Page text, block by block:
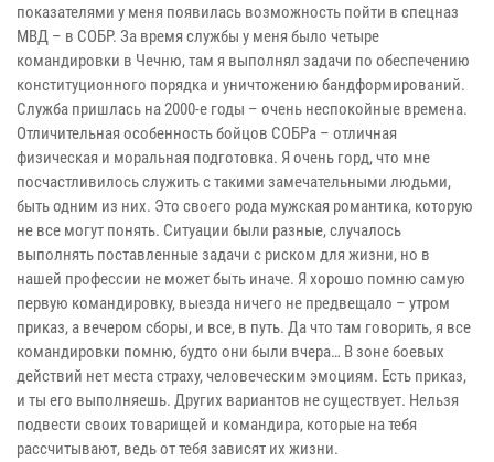
показателями у меня появилась возможность пойти в спецназ
МВД – в СОБР. За время службы у меня было четыре
командировки в Чечню, там я выполнял задачи по обеспечению
конституционного порядка и уничтожению бандформирований.
Служба пришлась на 2000-е годы – очень неспокойные времена.
Отличительная особенность бойцов СОБРа – отличная
физическая и моральная подготовка. Я очень горд, что мне
посчастливилось служить с такими замечательными людьми,
быть одним из них. Это своего рода мужская романтика, которую
не все могут понять. Ситуации были разные, случалось
выполнять поставленные задачи с риском для жизни, но в
нашей профессии не может быть иначе. Я хорошо помню самую
первую командировку, выезда ничего не предвещало – утром
приказ, а вечером сборы, и все, в путь. Да что там говорить, я все
командировки помню, будто они были вчера… В зоне боевых
действий нет места страху, человеческим эмоциям. Есть приказ,
и ты его выполняешь. Других вариантов не существует. Нельзя
подвести своих товарищей и командира, которые на тебя
рассчитывают, ведь от тебя зависят их жизни.